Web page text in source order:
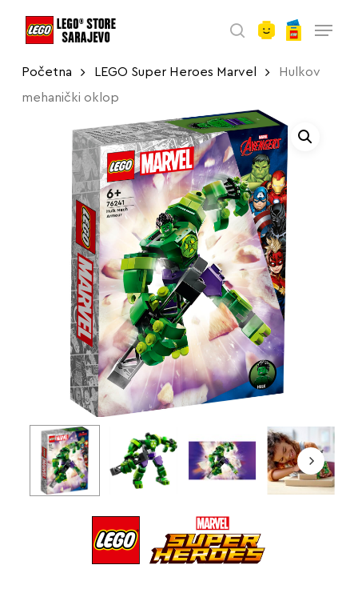
search
Početna LEGO Super Heroes Marvel Hulkov
mehanički oklop